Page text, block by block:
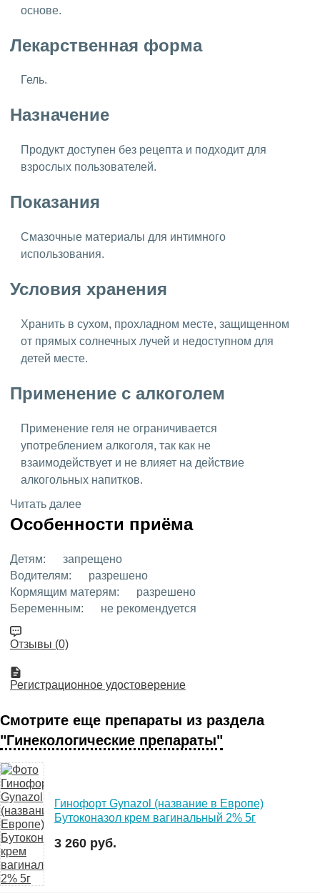
основе.
Лекарственная форма
Гель.
Назначение
Продукт доступен без рецепта и подходит для
взрослых пользователей.
Показания
Смазочные материалы для интимного
использования.
Условия хранения
Хранить в сухом, прохладном месте, защищенном
от прямых солнечных лучей и недоступном для
детей месте.
Применение с алкоголем
Применение геля не ограничивается
употреблением алкоголя, так как не
взаимодействует и не влияет на действие
алкогольных напитков.
Читать далее
Особенности приёма
Детям:
запрещено
Водителям:
разрешено
Кормящим матерям:
разрешено
Беременным:
не рекомендуется
Отзывы (0)
Регистрационное удостоверение
Смотрите еще препараты из раздела
"Гинекологические препараты"
Гинофорт Gynazol (название в Европе)
Бутоконазол крем вагинальный 2% 5г
3 260 руб.